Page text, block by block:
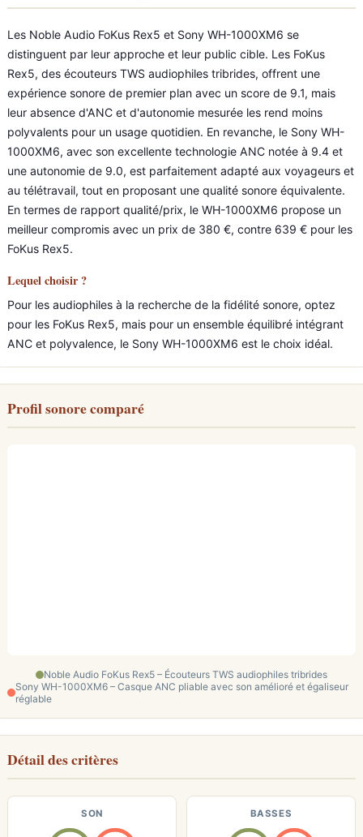
Les Noble Audio FoKus Rex5 et Sony WH-1000XM6 se
distinguent par leur approche et leur public cible. Les FoKus
Rex5, des écouteurs TWS audiophiles tribrides, offrent une
expérience sonore de premier plan avec un score de 9.1, mais
leur absence d'ANC et d'autonomie mesurée les rend moins
polyvalents pour un usage quotidien. En revanche, le Sony WH-
1000XM6, avec son excellente technologie ANC notée à 9.4 et
une autonomie de 9.0, est parfaitement adapté aux voyageurs et
au télétravail, tout en proposant une qualité sonore équivalente.
En termes de rapport qualité/prix, le WH-1000XM6 propose un
meilleur compromis avec un prix de 380 €, contre 639 € pour les
FoKus Rex5.
Lequel choisir ?
Pour les audiophiles à la recherche de la fidélité sonore, optez
pour les FoKus Rex5, mais pour un ensemble équilibré intégrant
ANC et polyvalence, le Sony WH-1000XM6 est le choix idéal.
Profil sonore comparé
Noble Audio FoKus Rex5 – Écouteurs TWS audiophiles tribrides
Sony WH-1000XM6 – Casque ANC pliable avec son amélioré et égaliseur
réglable
Détail des critères
SON BASSES